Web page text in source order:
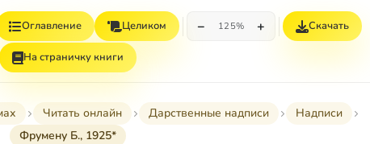
Оглавление Целиком − 125% + Скачать
На страничку книги
Читать онлайн Дарственные надписи
Надписи
Фрумену Б., 1925*